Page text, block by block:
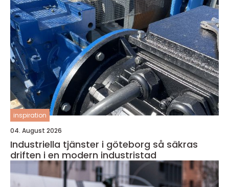
inspiration
04. August 2026
Industriella tjänster i göteborg så säkras
driften i en modern industristad